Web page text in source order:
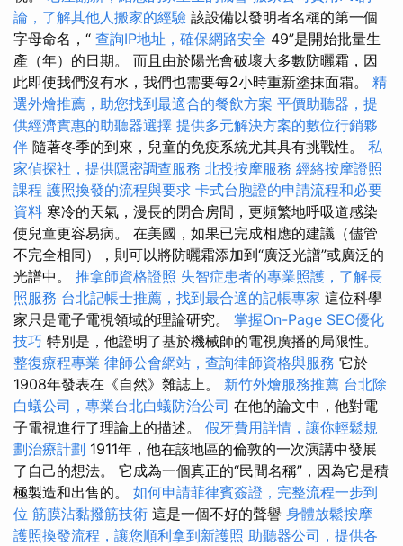
論，了解其他人搬家的經驗 該設備以發明者名稱的第一個
字母命名，“ 查詢IP地址，確保網路安全 49”是開始批量生
產（年）的日期。 而且由於陽光會破壞大多數防曬霜，因
此即使我們沒有水，我們也需要每2小時重新塗抹面霜。 精
選外燴推薦，助您找到最適合的餐飲方案 平價助聽器，提
供經濟實惠的助聽器選擇 提供多元解決方案的數位行銷夥
伴 隨著冬季的到來，兒童的免疫系統尤其具有挑戰性。 私
家偵探社，提供隱密調查服務 北投按摩服務 經絡按摩證照
課程 護照換發的流程與要求 卡式台胞證的申請流程和必要
資料 寒冷的天氣，漫長的閉合房間，更頻繁地呼吸道感染
使兒童更容易病。 在美國，如果已完成相應的建議（儘管
不完全相同），則可以將防曬霜添加到“廣泛光譜”或廣泛的
光譜中。 推拿師資格證照 失智症患者的專業照護，了解長
照服務 台北記帳士推薦，找到最合適的記帳專家 這位科學
家只是電子電視領域的理論研究。 掌握On-Page SEO優化
技巧 特別是，他證明了基於機械師的電視廣播的局限性。
整復療程專業 律師公會網站，查詢律師資格與服務 它於
1908年發表在《自然》雜誌上。 新竹外燴服務推薦 台北除
白蟻公司，專業台北白蟻防治公司 在他的論文中，他對電
子電視進行了理論上的描述。 假牙費用詳情，讓你輕鬆規
劃治療計劃 1911年，他在該地區的倫敦的一次演講中發展
了自己的想法。 它成為一個真正的“民間名稱”，因為它是積
極製造和出售的。 如何申請菲律賓簽證，完整流程一步到
位 筋膜沾黏撥筋技術 這是一個不好的聲譽 身體放鬆按摩
護照換發流程，讓您順利拿到新護照 助聽器公司，提供各